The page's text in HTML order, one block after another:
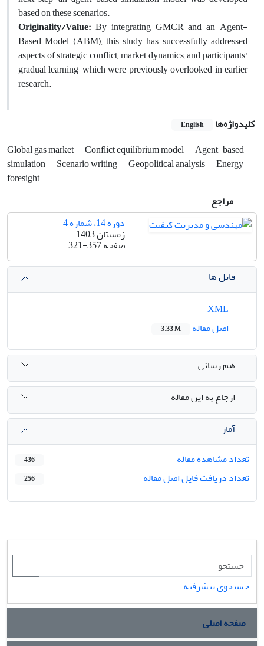
based on these scenarios.
Originality/Value: By integrating GMCR and an Agent-
Based Model (ABM), this study has successfully addressed
aspects of strategic conflict, market dynamics, and participants'
gradual learning, which were previously overlooked in earlier
research.
کلیدواژه‌ها English
Global gas market Conflict equilibrium model
Agent-based
simulation
Scenario writing Geopolitical analysis
Energy
foresight
مراجع
دوره 14، شماره 4
زمستان 1403
صفحه321-357
فایل ها
اصل مقاله
3.33 M
هم رسانی
ارجاع به این مقاله
آمار
تعداد مشاهده مقاله
436
تعداد دریافت فایل اصل مقاله 256
جستجوی پیشرفته
صفحه اصلی